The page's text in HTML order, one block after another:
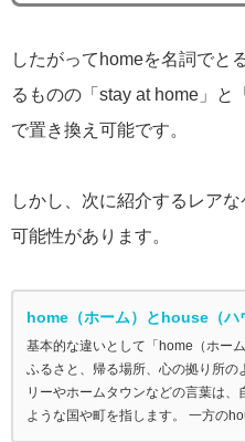
したがってhomeを名詞でと
るものの「stay at home」と
で置き換え可能です。
しかし、次に紹介するレア
可能性があります。
home（ホーム）とhouse（ハ
基本的な違いとして「home（ホー
ふるさと、帰る場所、心の拠り所の
リーやホームタウンなどの言葉は
ような国や町を指します。 一方の